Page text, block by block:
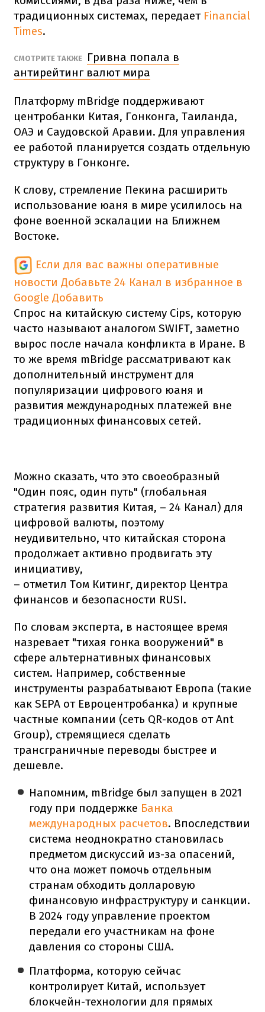
традиционных системах, передает Financial
Times.
СМОТРИТЕ ТАКЖЕ
Гривна попала в
антирейтинг валют мира
Платформу mBridge поддерживают
центробанки Китая, Гонконга, Таиланда,
ОАЭ и Саудовской Аравии. Для управления
ее работой планируется создать отдельную
структуру в Гонконге.
К слову, стремление Пекина расширить
использование юаня в мире усилилось на
фоне военной эскалации на Ближнем
Востоке.
Если для вас важны оперативные
новости Добавьте 24 Канал в избранное в
Google Добавить
Спрос на китайскую систему Cips, которую
часто называют аналогом SWIFT, заметно
вырос после начала конфликта в Иране. В
то же время mBridge рассматривают как
дополнительный инструмент для
популяризации цифрового юаня и
развития международных платежей вне
традиционных финансовых сетей.
Можно сказать, что это своеобразный
"Один пояс, один путь" (глобальная
стратегия развития Китая, – 24 Канал) для
цифровой валюты, поэтому
неудивительно, что китайская сторона
продолжает активно продвигать эту
инициативу,
– отметил Том Китинг, директор Центра
финансов и безопасности RUSI.
По словам эксперта, в настоящее время
назревает "тихая гонка вооружений" в
сфере альтернативных финансовых
систем. Например, собственные
инструменты разрабатывают Европа (такие
как SEPA от Евроцентробанка) и крупные
частные компании (сеть QR-кодов от Ant
Group), стремящиеся сделать
трансграничные переводы быстрее и
дешевле.
Напомним, mBridge был запущен в 2021
году при поддержке Банка
международных расчетов. Впоследствии
система неоднократно становилась
предметом дискуссий из-за опасений,
что она может помочь отдельным
странам обходить долларовую
финансовую инфраструктуру и санкции.
В 2024 году управление проектом
передали его участникам на фоне
давления со стороны США.
Платформа, которую сейчас
контролирует Китай, использует
блокчейн-технологии для прямых